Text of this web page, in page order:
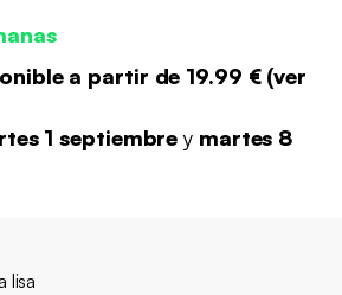
a partir de 19.99 €(ver
1 septiembrey martes 8
lisa